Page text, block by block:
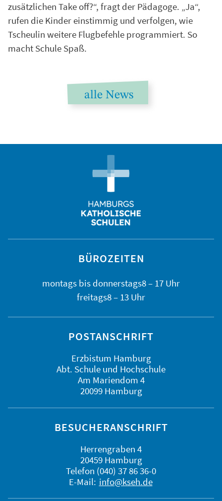
zusätzlichen Take off?“, fragt der Pädagoge. „Ja“,
rufen die Kinder einstimmig und verfolgen, wie
Tscheulin weitere Flugbefehle programmiert. So
macht Schule Spaß.
alle News
BÜROZEITEN
montags bis donnerstags8 – 17 Uhr
freitags8 – 13 Uhr
POSTANSCHRIFT
Erzbistum Hamburg
Abt. Schule und Hochschule
Am Mariendom 4
20099 Hamburg
BESUCHERANSCHRIFT
Herrengraben 4
20459 Hamburg
Telefon (040) 37 86 36-0
E-Mail: info@kseh.de